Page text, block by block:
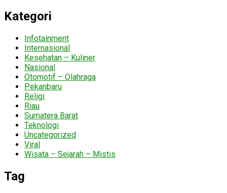
Kategori
Infotainment
Internasional
Kesehatan – Kuliner
Nasional
Otomotif – Olahraga
Pekanbaru
Religi
Riau
Sumatera Barat
Teknologi
Uncategorized
Viral
Wisata – Sejarah – Mistis
Tag